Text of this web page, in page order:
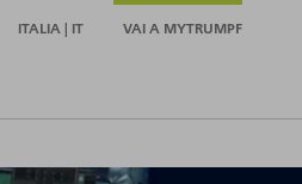
ITALIA | IT VAI A MYTRUMPF